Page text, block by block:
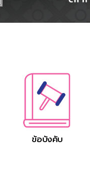
ข้อบังคับ